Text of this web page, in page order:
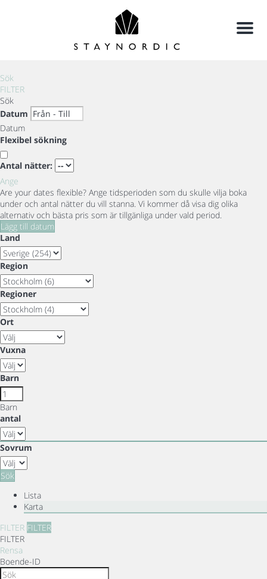
Meny
Sök
FILTER
Sök
Datum
Datum
Flexibel sökning
Antal nätter:
Ange
Are your dates flexible? Ange tidsperioden som du skulle vilja boka
under och antal nätter du vill stanna. Vi kommer då visa dig olika
alternativ och bästa pris som är tillgänliga under vald period.
Lägg till datum
Land
Region
Regioner
Ort
Vuxna
Barn
Barn
antal
Sovrum
Sök
Lista
Karta
FILTER FILTER
FILTER
Rensa
Boende-ID